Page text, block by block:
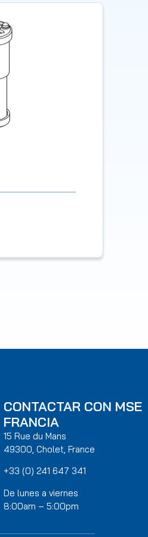
CONTACTAR CON MSE
FRANCIA
15 Rue du Mans
49300, Cholet, France
+33 (0) 241 647 341
De lunes a viernes
8:00am – 5:00pm